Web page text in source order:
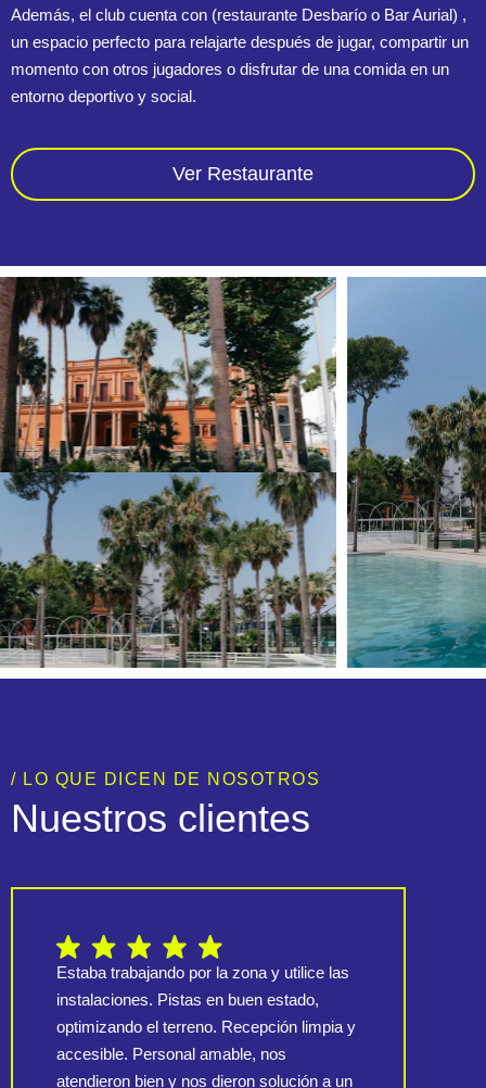
Además, el club cuenta con (restaurante Desbarío o Bar Aurial) ,
un espacio perfecto para relajarte después de jugar, compartir un
momento con otros jugadores o disfrutar de una comida en un
entorno deportivo y social.
Ver Restaurante
/ LO QUE DICEN DE NOSOTROS
Nuestros clientes
Estaba trabajando por la zona y utilice las
instalaciones. Pistas en buen estado,
optimizando el terreno. Recepción limpia y
accesible. Personal amable, nos
atendieron bien y nos dieron solución a un